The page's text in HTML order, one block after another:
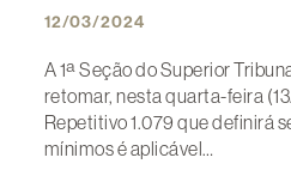
12/03/2024
A 1ª Seção do Superior
retomar, nesta quarta-feira
Repetitivo 1.079 que definirá
mínimos é aplicável…